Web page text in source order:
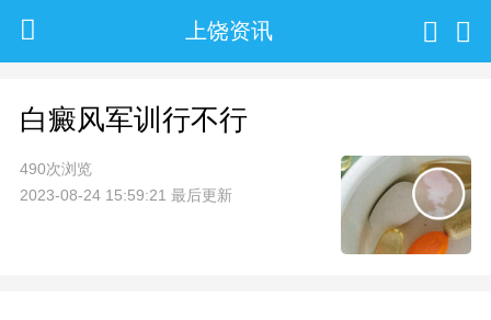
上饶资讯
白癜风军训行不行
490次浏览
2023-08-24 15:59:21 最后更新